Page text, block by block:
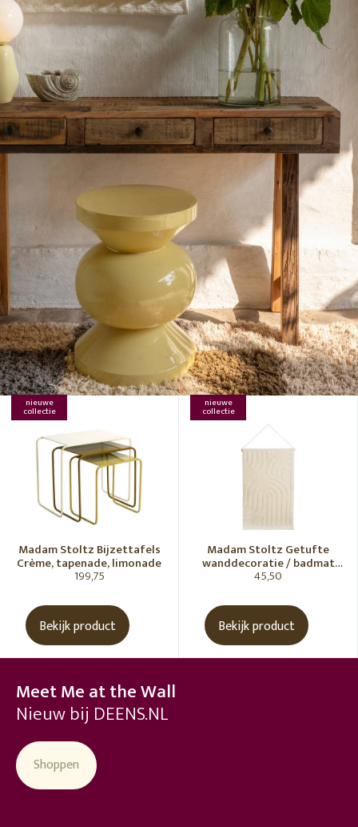
nieuwe
collectie
Madam Stoltz Bijzettafels
Crème, tapenade, limonade
199,75
Bekijk product
nieuwe
collectie
Madam Stoltz Getufte
wanddecoratie / badmat
Vanille
45,50
Bekijk product
Meet Me at the Wall
Nieuw bij DEENS.NL
Shoppen